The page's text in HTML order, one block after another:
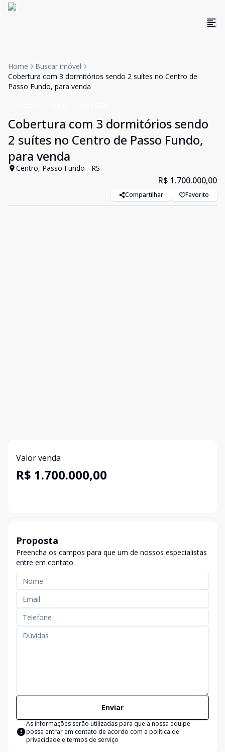
Home
Buscar imóvel
Cobertura com 3 dormitórios sendo 2 suítes no Centro de
Passo Fundo, para venda
Cobertura com 3 dormitórios sendo
2 suítes no Centro de Passo Fundo,
para venda
Centro, Passo Fundo - RS
R$ 1.700.000,00
Compartilhar Favorito
Valor venda
R$ 1.700.000,00
Proposta
Preencha os campos para que um de nossos especialistas
entre em contato
Enviar
As informações serão utilizadas para que a nossa equipe
possa entrar em contato de acordo com a política de
privacidade e termos de serviço